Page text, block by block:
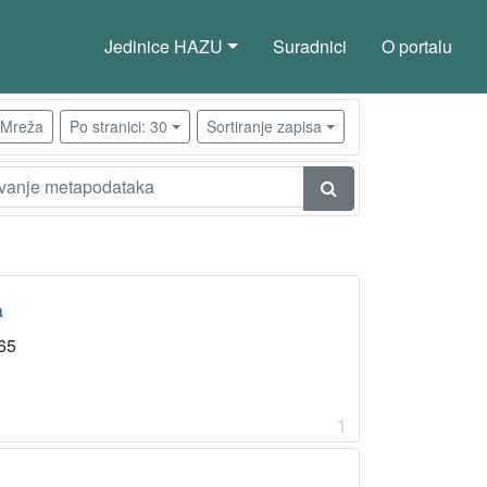
Jedinice HAZU Suradnici O portalu
Mreža Po stranici: 30 Sortiranje zapisa
1